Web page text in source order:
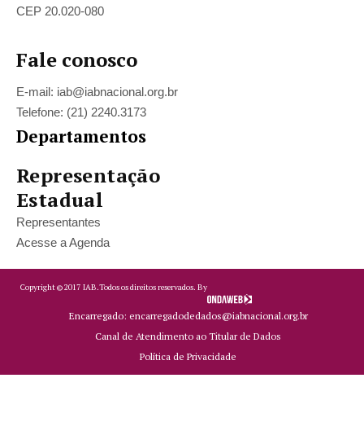
CEP 20.020-080
Fale conosco
E-mail: iab@iabnacional.org.br
Telefone: (21) 2240.3173
Departamentos
Representação
Estadual
Representantes
Acesse a Agenda
Copyright ©2017 IAB.Todos os direitos reservados. By
Encarregado: encarregadodedados@iabnacional.org.br
Canal de Atendimento ao Titular de Dados
Política de Privacidade